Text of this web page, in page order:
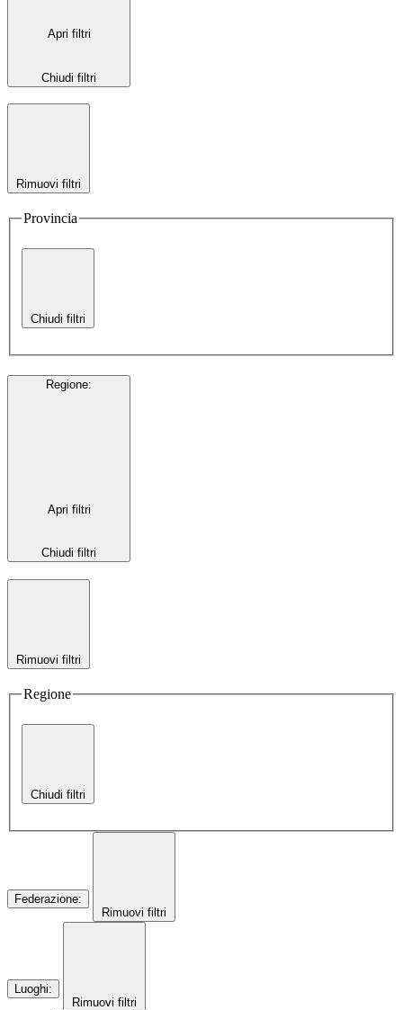
Apri filtri
Chiudi filtri
Rimuovi filtri
Provincia
Chiudi filtri
Regione:
Apri filtri
Chiudi filtri
Rimuovi filtri
Regione
Chiudi filtri
Federazione:
Rimuovi filtri
Luoghi:
Rimuovi filtri